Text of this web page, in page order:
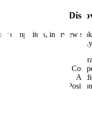
competitors, interview